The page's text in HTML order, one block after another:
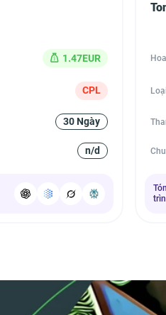
1.47EUR
CPL
30 Ngày
n/d